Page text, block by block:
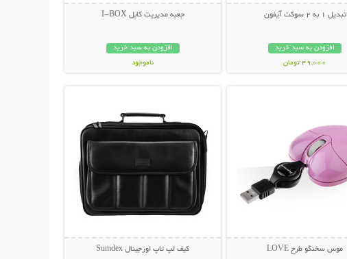
تبدیل 1 به 2 سوکت آیفون
افزودن به سبد خرید
49,000 تومان
جعبه مدیریت کابل I-BOX
افزودن به سبد خرید
ناموجود
موس سخنگو طرح LOVE کیف لپ تاپ اورجینال Sumdex